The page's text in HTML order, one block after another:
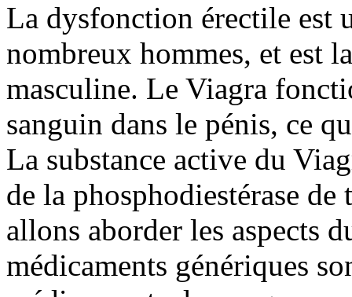
La dysfonction érectile est
nombreux hommes, et est
masculine. Le Viagra
sanguin dans le pénis, ce
La substance active du
de la phosphodiestérase
allons aborder les aspects
médicaments génériques